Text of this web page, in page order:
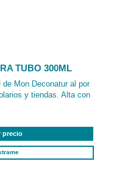
TUBO 300ML
Mon Deconatur al por
y tiendas. Alta con
precio